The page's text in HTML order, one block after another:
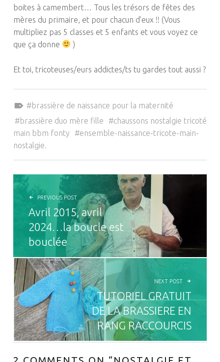
boites à camembert… Tous les trésors de fêtes des
mères du primaire, et pour chacun d’eux !! (Vous
multipliez pas 5 classes et 5 enfants et vous voyez ce
que ça donne
)
Et toi, tricoteuses/eurs addictes/ts tu gardes tout aussi ?
brassière de naissance pour la maternité
brassière duo mère fille
chaussons nostalgie tricoté
main bbm fonty
ensemble-naissance-tricote-main-
nostalgie.
NAVIGATION DE L’ARTICLE
PREVIOUS POST
Avril 2015, avril
2024…la boucle est
bouclée
NEXT POST
TUTORIEL GRATUIT
DE LA BRASSIERE EN
RANG RACCOURCIS